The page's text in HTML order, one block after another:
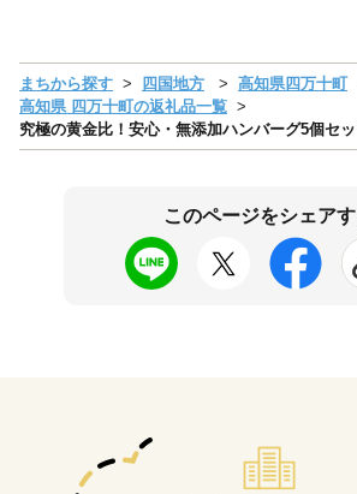
まちから探す 四国地方
高知県四万十町
高知県 四万十町の返礼品一覧
究極の黄金比！安心・無添加ハンバーグ5個セ
このページをシェア